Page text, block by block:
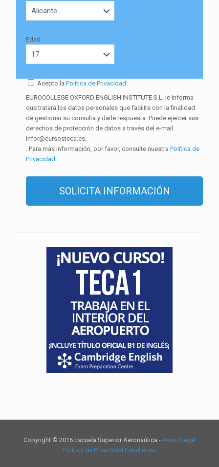
Edad:
Acepto la Política de Privacidad
EUROCOLLEGE OXFORD ENGLISH INSTITUTE S.L. le informa
que tratará los datos personales que facilite con la finalidad
de gestionar su consulta y darle respuesta. Puede ejercer sus
derechos de protección de datos a través del e-mail
infor@cursosteca.es.
. Para más información, por favor, consulte nuestra Política de
Privacidad
Copyright © 2016 Escuela Superior Aeronaútica - Aviso Legal
Política de Privacidad Canal ético